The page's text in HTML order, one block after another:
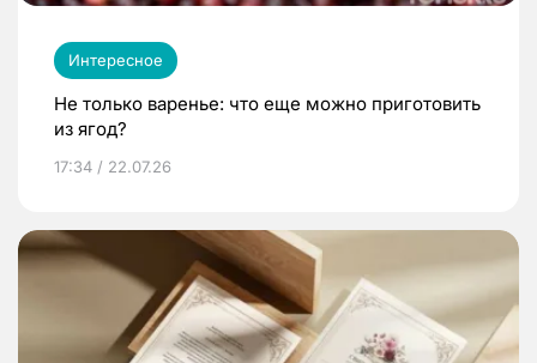
Интересное
Не только варенье: что еще можно приготовить
из ягод?
17:34 / 22.07.26